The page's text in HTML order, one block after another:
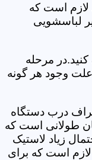
لازم است که
لباسشویی
مرحله
وجود هر گونه
درب دستگاه
طولانی است که
زیاد لاستیک
است که برای